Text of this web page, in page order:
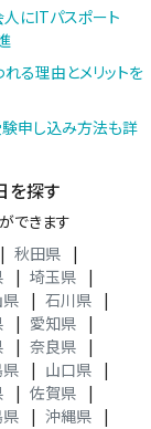
人にITパスポート
る理由とメリットを
申し込み方法も詳
を探す
できます
| 秋田県
|
| 埼玉県
|
| 石川県
|
| 愛知県
|
| 奈良県
|
| 山口県
|
| 佐賀県
|
| 沖縄県 |